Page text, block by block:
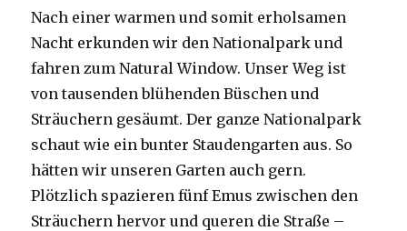
Nach einer warmen und somit erholsamen
Nacht erkunden wir den Nationalpark und
fahren zum Natural Window. Unser Weg ist
von tausenden blühenden Büschen und
Sträuchern gesäumt. Der ganze Nationalpark
schaut wie ein bunter Staudengarten aus. So
hätten wir unseren Garten auch gern.
Plötzlich spazieren fünf Emus zwischen den
Sträuchern hervor und queren die Straße –